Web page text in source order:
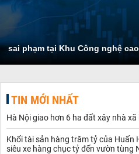
sai phạm tại Khu Công nghệ cao
TIN MỚI NHẤT
Hà Nội giao hơn 6 ha đất xây nhà
Khối tài sản hàng trăm tỷ của Huấn
siêu xe hàng chục tỷ đến vườn tùng